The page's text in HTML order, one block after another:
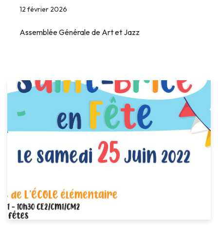
12 février 2026
Assemblée Générale de Art et Jazz